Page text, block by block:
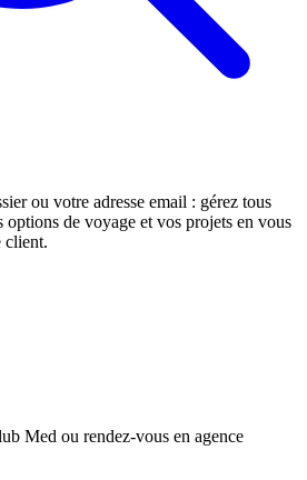
ou votre adresse email : gérez tous
de voyage et vos projets en vous
client.
Med ou rendez-vous en agence